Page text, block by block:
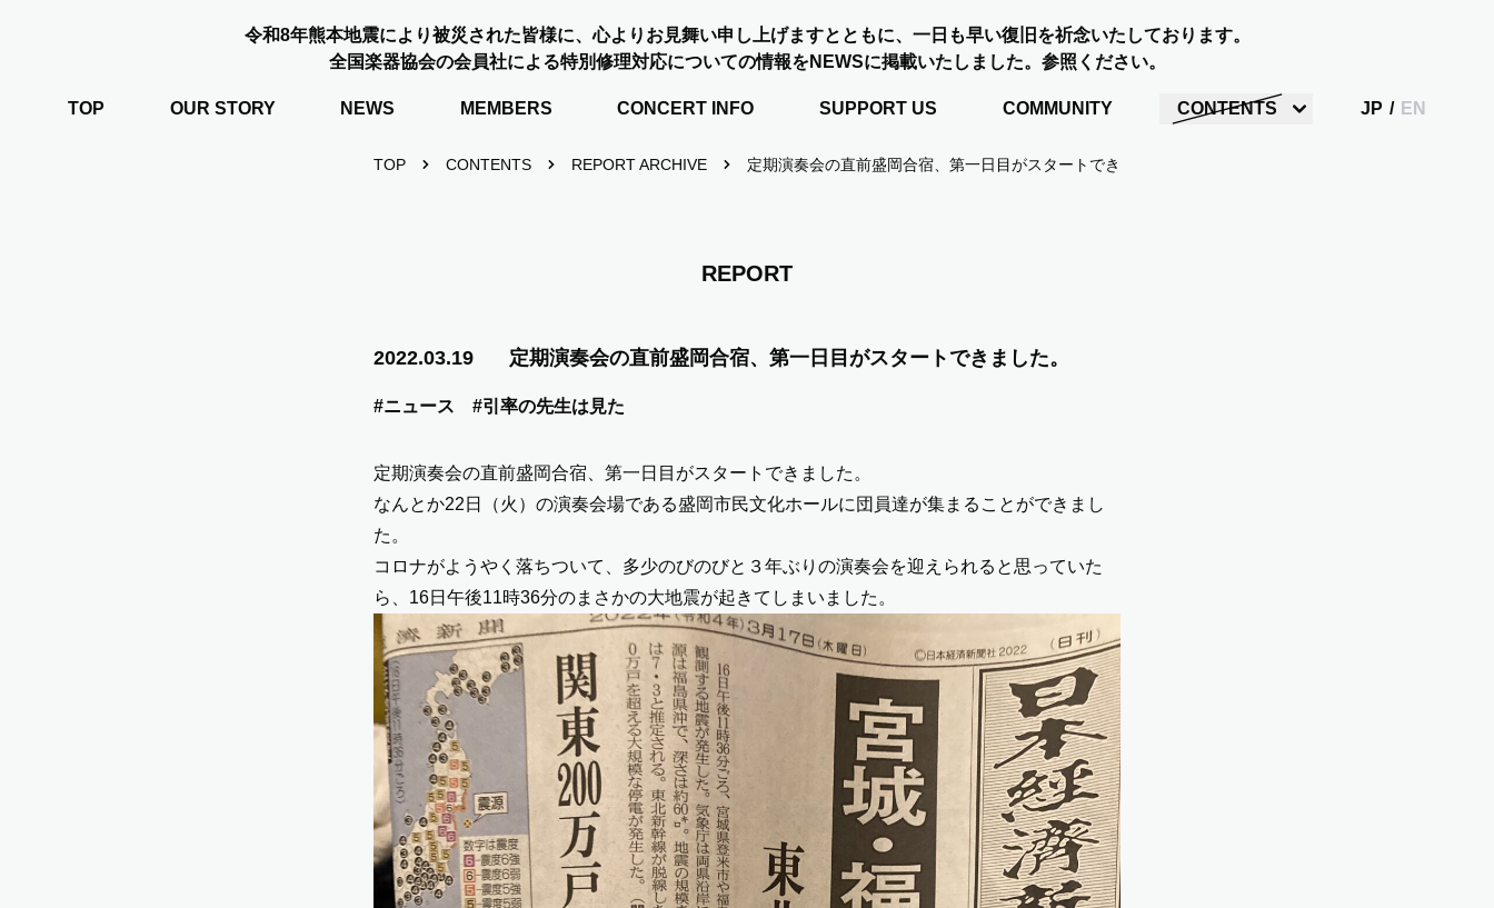
令和8年熊本地震により被災された皆様に、心よりお見舞い申し上げますとともに、一日も早い復旧を祈念いたしております。
全国楽器協会の会員社による特別修理対応についての情報をNEWSに掲載いたしました。参照ください。
TOP OUR STORY NEWS MEMBERS CONCERT INFO SUPPORT US COMMUNITY CONTENTS JP / EN
TOP CONTENTS REPORT ARCHIVE 定期演奏会の直前盛岡合宿、第一日目がスタートできました。
REPORT
2022.03.19 定期演奏会の直前盛岡合宿、第一日目がスタートできました。
#ニュース #引率の先生は見た
定期演奏会の直前盛岡合宿、第一日目がスタートできました。
なんとか22日（火）の演奏会場である盛岡市民文化ホールに団員達が集まることができまし
た。
コロナがようやく落ちついて、多少のびのびと３年ぶりの演奏会を迎えられると思っていた
ら、16日午後11時36分のまさかの大地震が起きてしまいました。